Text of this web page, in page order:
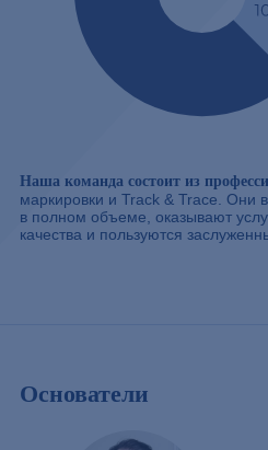
Наша команда состоит из
маркировки и Track & Trace. Они
в полном объеме, оказывают
качества и пользуются
Основатели